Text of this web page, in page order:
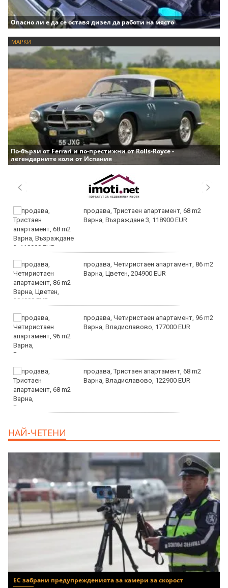
Опасно ли е да се оставя дизел да работи на място
МАРКИ
По-бързи от Ferrari и по-престижни от Rolls-Royce -
легендарните коли от Испания
продава, Тристаен апартамент, 68 m2
Варна, Възраждане 3, 118900 EUR
продава, Четиристаен апартамент, 86 m2
Варна, Цветен, 204900 EUR
продава, Четиристаен апартамент, 96 m2
Варна, Владиславово, 177000 EUR
продава, Тристаен апартамент, 68 m2
Варна, Владиславово, 122900 EUR
НАЙ-ЧЕТЕНИ
ЕС забрани предупрежденията за камери за скорост